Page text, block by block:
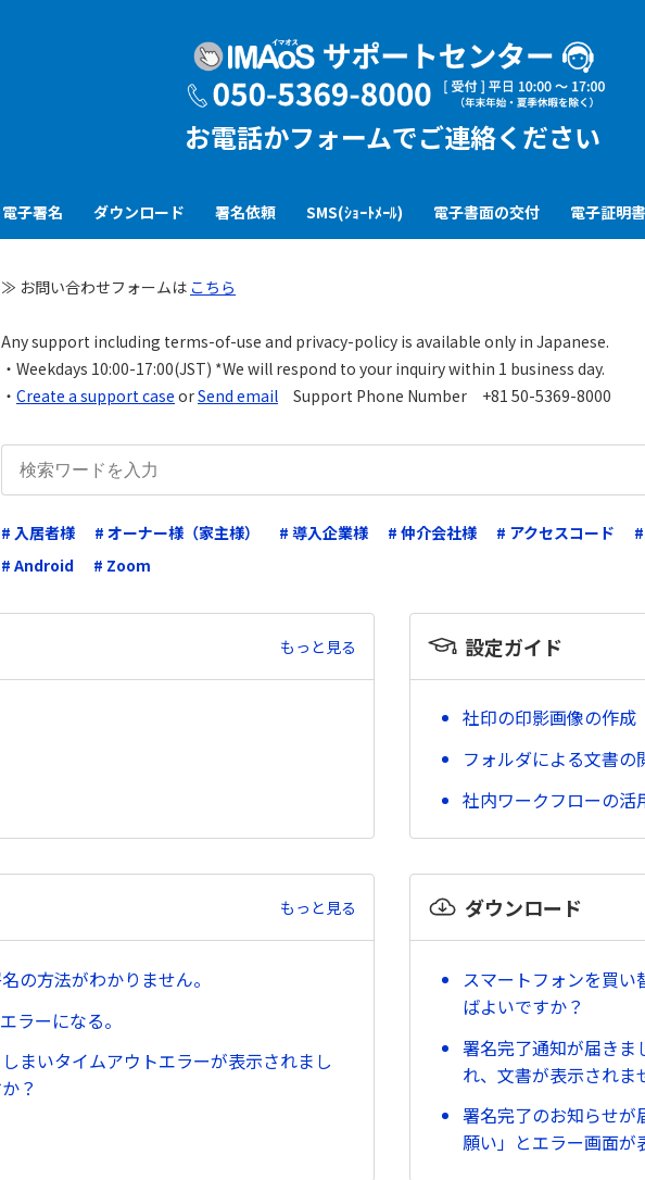
お電話かフォームでご連絡ください
電子署名 ダウンロード 署名依頼 SMS(ｼｮｰﾄﾒｰﾙ) 電子書面の交付 電子証明書
≫ お問い合わせフォームは こちら
Any support including terms-of-use and privacy-policy is available only in Japanese.
・Weekdays 10:00-17:00(JST) *We will respond to your inquiry within 1 business day.
・ Create a support case orSend email Support Phone Number +81 50-5369-8000
# 入居者様 # オーナー様（家主様） # 導入企業様 # 仲介会社様 # アクセスコード
# Android
# Zoom
もっと見る 設定ガイド
社印の印影画像の作成
フォルダによる文書の
社内ワークフローの活
もっと見る
の方法がわかりません。
ラーになる。
まいタイムアウトエラーが表示されまし
？
ダウンロード
スマートフォンを買
ばよいですか？
署名完了通知が届きま
れ、文書が表示されま
署名完了のお知らせが
願い」とエラー画面が